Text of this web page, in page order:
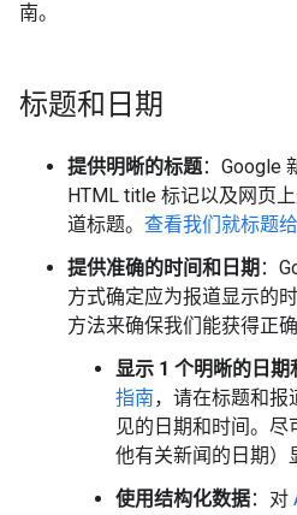
南。
标题和日期
提供明晰的标题：Google
HTML title 标记以及网页
道标题。 查看我们就标题
提供准确的时间和日期 ：
方式确定应为报道显示的
方法来确保我们能获得正
显示 1 个明晰的日期
指南，请在标题和报
见的日期和时间。
他有关新闻的日期）
使用结构化数据：对